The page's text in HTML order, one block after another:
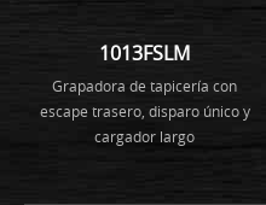
1013FSLM
Grapadora de tapicería con
escape trasero, disparo único y
cargador largo